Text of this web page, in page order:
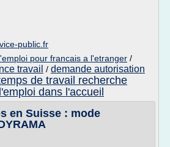
public.fr
pour francais a l'etranger /
travail / demande autorisation
de travail recherche
dans l'accueil
en Suisse : mode